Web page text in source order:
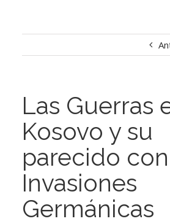
Las Guerras
Kosovo y su
parecido
Invasiones
Germánicas